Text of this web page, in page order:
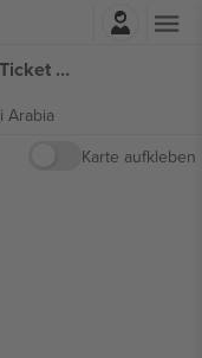
Saudi Arabian Grand Prix Saturday Ticket Formula 1 tickets
Arabia
Karte aufkleben